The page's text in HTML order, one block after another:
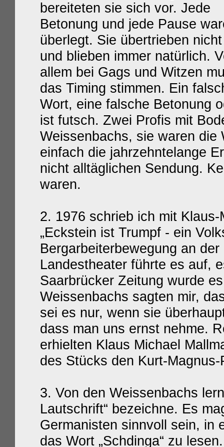
bereiteten sie sich vor. Jede
Betonung und jede Pause
überlegt. Sie übertrieben nicht
und blieben immer natürlich.
allem bei Gags und Witzen
das Timing stimmen. Ein
Wort, eine falsche Betonung
ist futsch. Zwei Profis mit
Weissenbachs, sie waren die
einfach die jahrzehntelange
nicht alltäglichen Sendung.
waren.
2. 1976 schrieb ich mit
„Eckstein ist Trumpf - ein
Bergarbeiterbewegung an
Landestheater führte es auf,
Saarbrücker Zeitung wurde
Weissenbachs sagten mir,
sei es nur, wenn sie
dass man uns ernst nehme.
erhielten Klaus Michael
des Stücks den Kurt-
3. Von den Weissenbachs
Lautschrift“ bezeichne. Es
Germanisten sinnvoll sein, in
das Wort „Schdinga“ zu